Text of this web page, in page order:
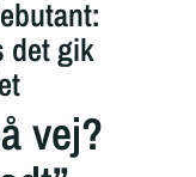
det gik
vej?